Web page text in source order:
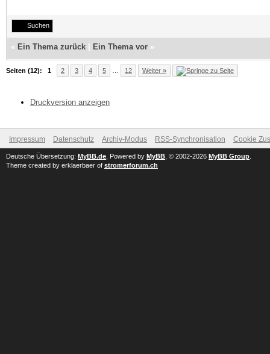
Suchen
« Ein Thema zurück Ein Thema vor »
Seiten (12): 1 2 3 4 5 12 Weiter »
Druckversion anzeigen
Impressum Datenschutz Archiv-Modus RSS-Synchronisation Cookie
Deutsche Übersetzung: MyBB.de , Powered by MyBB , © 2002-2026 MyBB Group
Theme created by erklaerbaer of stromerforum.ch